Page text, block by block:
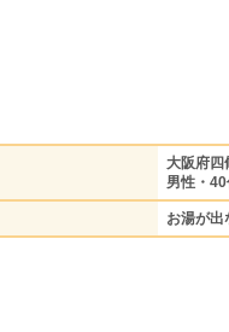
大阪府四
男性・
お湯が出